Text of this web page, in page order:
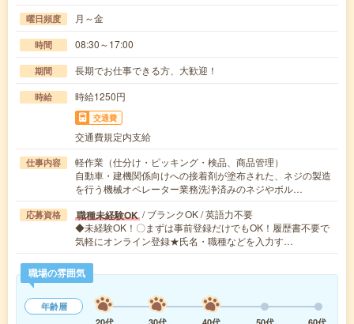
曜日頻度 月～金
時間 08:30～17:00
期間 長期でお仕事できる方、大歓迎！
時給 時給1250円
交通費
交通費規定内支給
仕事内容
軽作業（仕分け・ピッキング・検品、商品管理）
自動車・建機関係向けへの接着剤が塗布された、ネジの製造
を行う機械オペレーター業務洗浄済みのネジやボル…
応募資格 職種未経験OK / ブランクOK / 英語力不要
◆未経験OK！〇まずは事前登録だけでもOK！履歴書不要で
気軽にオンライン登録★氏名・職種などを入力す…
職場の雰囲気
年齢層